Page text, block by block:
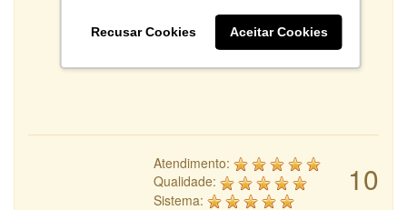
Recusar Cookies Aceitar Cookies
10
Atendimento:
Qualidade:
Sistema: